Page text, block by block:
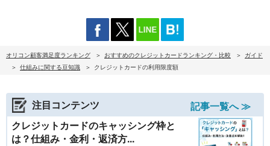
オリコン顧客満足度ランキング おすすめのクレジットカードランキング・比較
ガイド
仕組みに関する豆知識
クレジットカードの利用限度額
注目コンテンツ
記事一覧へ ≫
クレジットカードのキャッシング枠と
は？仕組み・金利・返済方...